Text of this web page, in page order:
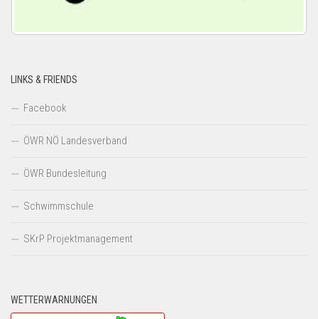
LINKS & FRIENDS
Facebook
ÖWR NÖ Landesverband
ÖWR Bundesleitung
Schwimmschule
SKrP Projektmanagement
WETTERWARNUNGEN